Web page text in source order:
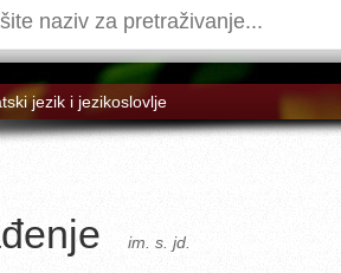
jezik i jezikoslovlje
im. s. jd.